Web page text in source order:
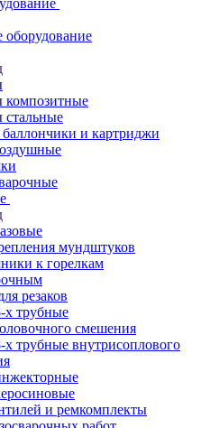
оборудование
композитные
стальные
баллончики и картриджи
мундштуков
к горелкам
резаков
х трубные
смешения
х трубные внутрисоплового
и ремкомплекты